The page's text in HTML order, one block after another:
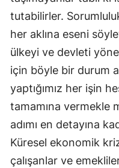
tutabilirler.
her aklına eseni
ülkeyi ve devleti
için böyle bir durum
yaptığımız her işin
tamamına vermekle
adımı en detayına
Küresel ekonomik
çalışanlar ve